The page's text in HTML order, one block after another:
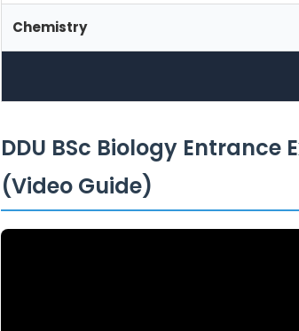
Chemistry
DDU BSc Biology
(Video Guide)